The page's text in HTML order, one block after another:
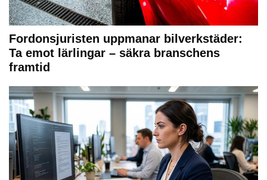
Fordonsjuristen uppmanar bilverkstäder:
Ta emot lärlingar – säkra branschens
framtid